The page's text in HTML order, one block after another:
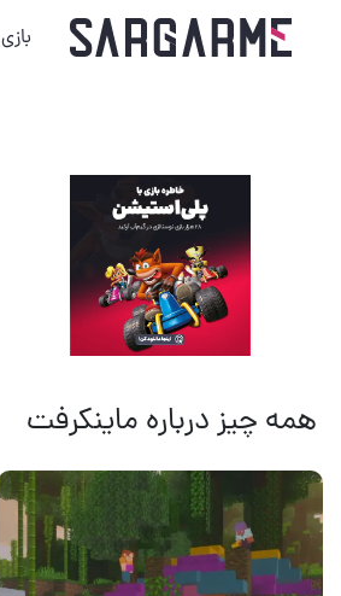
بازی
همه چیز درباره ماینکرفت